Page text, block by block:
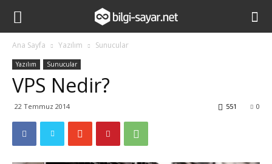
Ana Sayfa Yazılım Sunucular
Yazılım Sunucular
VPS Nedir?
22 Temmuz 2014 0
551